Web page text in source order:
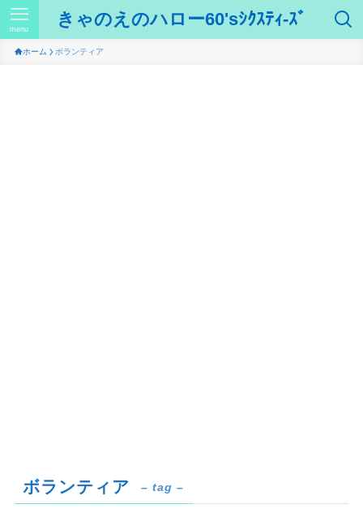
きゃのえのハロー60'sｼｸｽﾃｨ-ｽﾞ
menu
ホーム ボランティア
ボランティア – tag –